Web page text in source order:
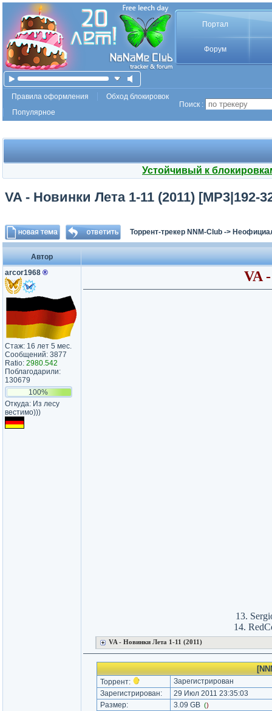
Портал
Форум
Правила оформления
Обход блокировок
Популярное
Поиск :
Устойчивый к
VA - Новинки Лета 1-11 (2011) [MP3|192-
Торрент-трекер NNM-Club ->
Автор
arcor1968 ®
Стаж: 16 лет 5 мес.
Сообщений: 3877
Ratio: 2980.542
Поблагодарили:
130679
100%
Откуда: Из лесу
вестимо)))
VA
13.
14.
VA - Новинки Лета 1-11 (2011)
Торрент:
Зарегистрирован
Зарегистрирован:
29 Июл 2011 23:35:03
Размер:
3.09 GB ()